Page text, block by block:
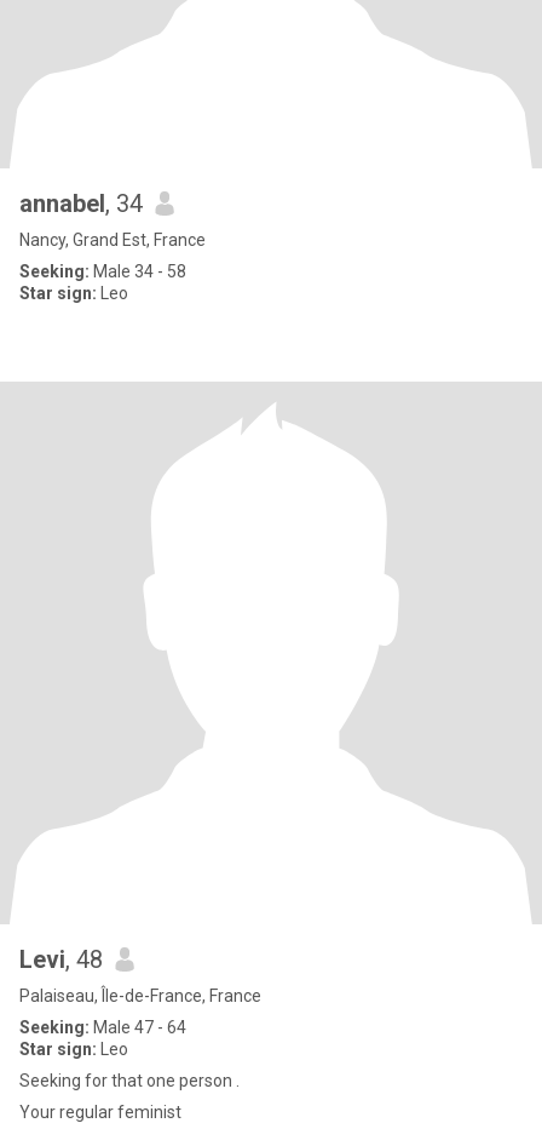
annabel, 34
Nancy, Grand Est, France
Seeking: Male 34 - 58
Star sign: Leo
Levi, 48
Palaiseau, Île-de-France, France
Seeking: Male 47 - 64
Star sign: Leo
Seeking for that one person .
Your regular feminist